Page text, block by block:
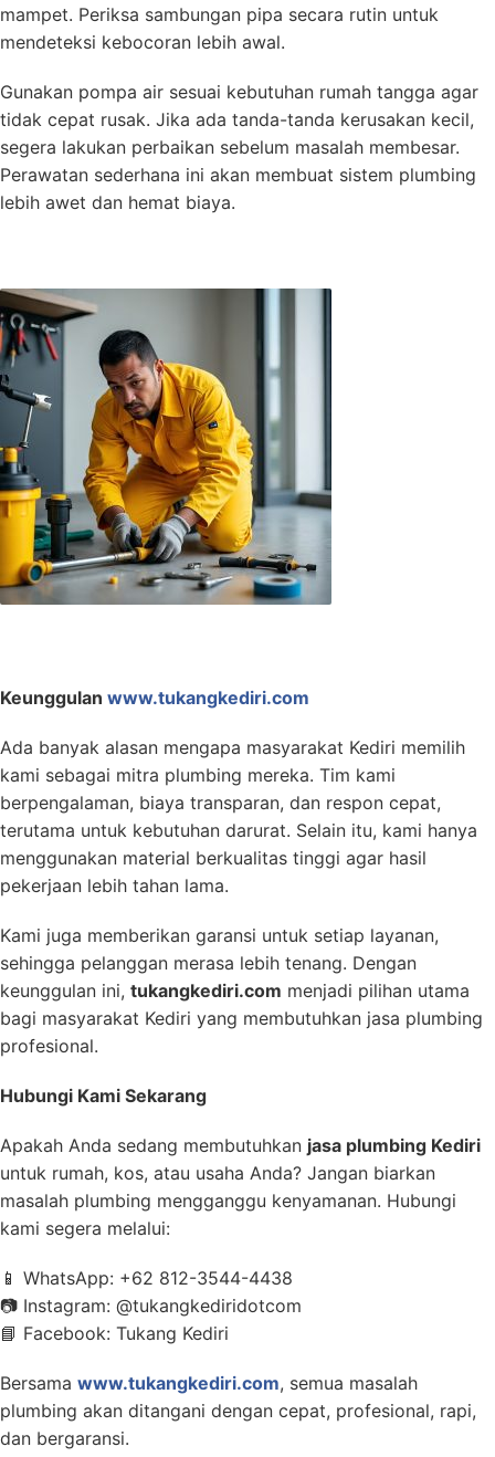
mampet. Periksa sambungan pipa secara rutin untuk
mendeteksi kebocoran lebih awal.
Gunakan pompa air sesuai kebutuhan rumah tangga agar
tidak cepat rusak. Jika ada tanda-tanda kerusakan kecil,
segera lakukan perbaikan sebelum masalah membesar.
Perawatan sederhana ini akan membuat sistem plumbing
lebih awet dan hemat biaya.
Keunggulan www.tukangkediri.com
Ada banyak alasan mengapa masyarakat Kediri memilih
kami sebagai mitra plumbing mereka. Tim kami
berpengalaman, biaya transparan, dan respon cepat,
terutama untuk kebutuhan darurat. Selain itu, kami hanya
menggunakan material berkualitas tinggi agar hasil
pekerjaan lebih tahan lama.
Kami juga memberikan garansi untuk setiap layanan,
sehingga pelanggan merasa lebih tenang. Dengan
keunggulan ini, tukangkediri.com menjadi pilihan utama
bagi masyarakat Kediri yang membutuhkan jasa plumbing
profesional.
Hubungi Kami Sekarang
Apakah Anda sedang membutuhkan jasa plumbing Kediri
untuk rumah, kos, atau usaha Anda? Jangan biarkan
masalah plumbing mengganggu kenyamanan. Hubungi
kami segera melalui:
📱 WhatsApp: +62 812-3544-4438
📷 Instagram: @tukangkediridotcom
📘 Facebook: Tukang Kediri
Bersama www.tukangkediri.com, semua masalah
plumbing akan ditangani dengan cepat, profesional, rapi,
dan bergaransi.